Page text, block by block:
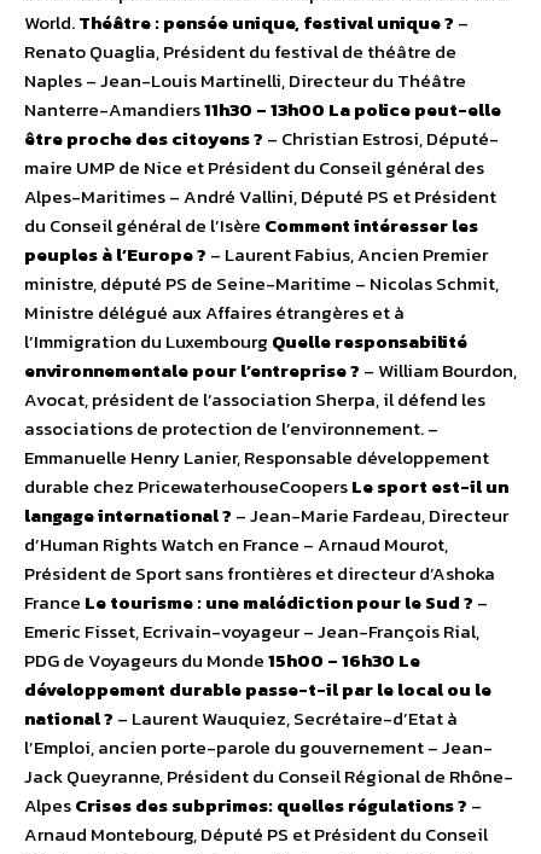
World.Théâtre : pensée unique, festival unique ? –
Renato Quaglia, Président du festival de théâtre de
Naples – Jean-Louis Martinelli, Directeur du Théâtre
Nanterre-Amandiers11h30 – 13h00 La police peut-elle
être proche des citoyens ? – Christian Estrosi, Député-
maire UMP de Nice et Président du Conseil général des
Alpes-Maritimes – André Vallini, Député PS et Président
du Conseil général de l’Isère Comment intéresser les
peuples à l’Europe ? – Laurent Fabius, Ancien Premier
ministre, député PS de Seine-Maritime – Nicolas Schmit,
Ministre délégué aux Affaires étrangères et à
l’Immigration du Luxembourg Quelle responsabilité
environnementale pour l’entreprise ? – William Bourdon,
Avocat, président de l’association Sherpa, il défend les
associations de protection de l’environnement. –
Emmanuelle Henry Lanier, Responsable développement
durable chez PricewaterhouseCoopersLe sport est-il un
langage international ? – Jean-Marie Fardeau, Directeur
d’Human Rights Watch en France – Arnaud Mourot,
Président de Sport sans frontières et directeur d’Ashoka
France Le tourisme : une malédiction pour le Sud ? –
Emeric Fisset, Ecrivain-voyageur – Jean-François Rial,
PDG de Voyageurs du Monde15h00 – 16h30 Le
développement durable passe-t-il par le local ou le
national ? – Laurent Wauquiez, Secrétaire-d’Etat à
l’Emploi, ancien porte-parole du gouvernement – Jean-
Jack Queyranne, Président du Conseil Régional de Rhône-
AlpesCrises des subprimes: quelles régulations ? –
Arnaud Montebourg, Député PS et Président du Conseil